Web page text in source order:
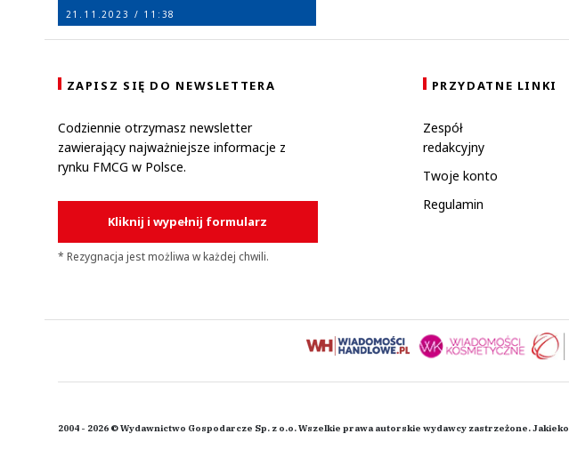
21.11.2023 / 11:38
ZAPISZ SIĘ DO NEWSLETTERA
Codziennie otrzymasz newsletter
zawierający najważniejsze informacje z
rynku FMCG w Polsce.
Kliknij i wypełnij formularz
* Rezygnacja jest możliwa w każdej chwili.
PRZYDATNE LINKI
Zespół
redakcyjny
Twoje konto
Regulamin
2004 - 2026 © Wydawnictwo Gospodarcze Sp. z o.o. Wszelkie prawa autorskie wydawcy zastrzeżone.